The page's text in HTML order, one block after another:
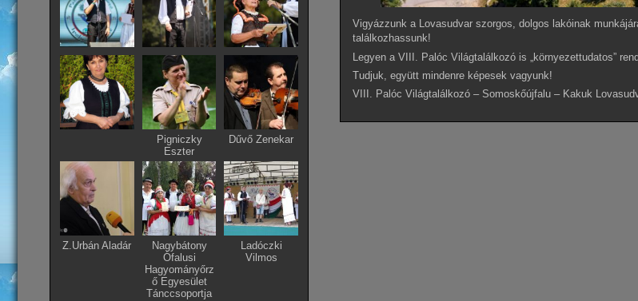
Vigyázzunk a Lovasudvar szorgos, dolgos lakóinak
találkozhassunk!
Legyen a VIII. Palóc Világtalálkozó is „környezettudatos”
Tudjuk, együtt mindenre képesek vagyunk!
VIII. Palóc Világtalálkozó – Somoskőújfalu – Kakuk
Pigniczky
Eszter
Dűvő Zenekar
Z.Urbán Aladár
Nagybátony
Ófalusi
Hagyományőrz
ő Egyesület
Tánccsoportja
Ladóczki
Vilmos